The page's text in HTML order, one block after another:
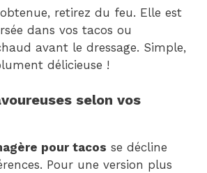
retirez du feu. Elle est
dans vos tacos ou
avant le dressage. Simple,
délicieuse !
selon vos
pour tacos se décline
Pour une version plus